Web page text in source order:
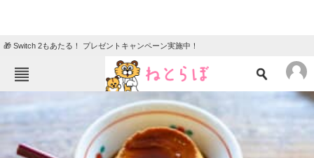
🎁 Switch 2もあたる！ プレゼントキャンペーン実施中！
ニュース
エンタメ クイズ